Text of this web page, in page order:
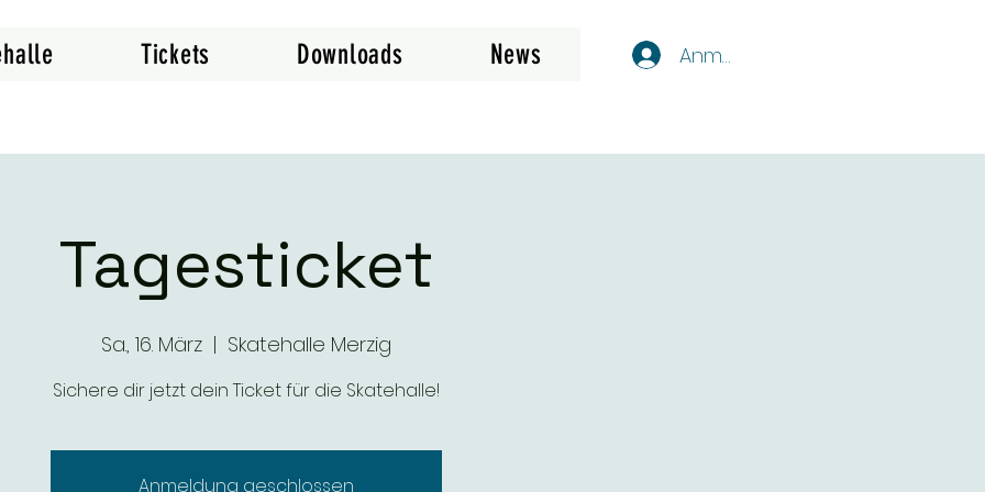
Tickets Downloads News Anmelden
Tagesticket
Sa., 16. März
  |
Skatehalle Merzig
Sichere dir jetzt dein Ticket für die Skatehalle!
Anmeldung geschlossen